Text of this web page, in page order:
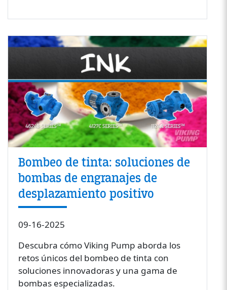
Bombeo de tinta: soluciones de
bombas de engranajes de
desplazamiento positivo
09-16-2025
Descubra cómo Viking Pump aborda los
retos únicos del bombeo de tinta con
soluciones innovadoras y una gama de
bombas especializadas.